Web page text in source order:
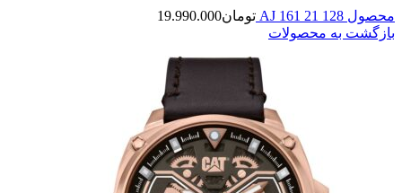
محصول AJ 161 21 128 تومان19.990.000
بازگشت به محصولات